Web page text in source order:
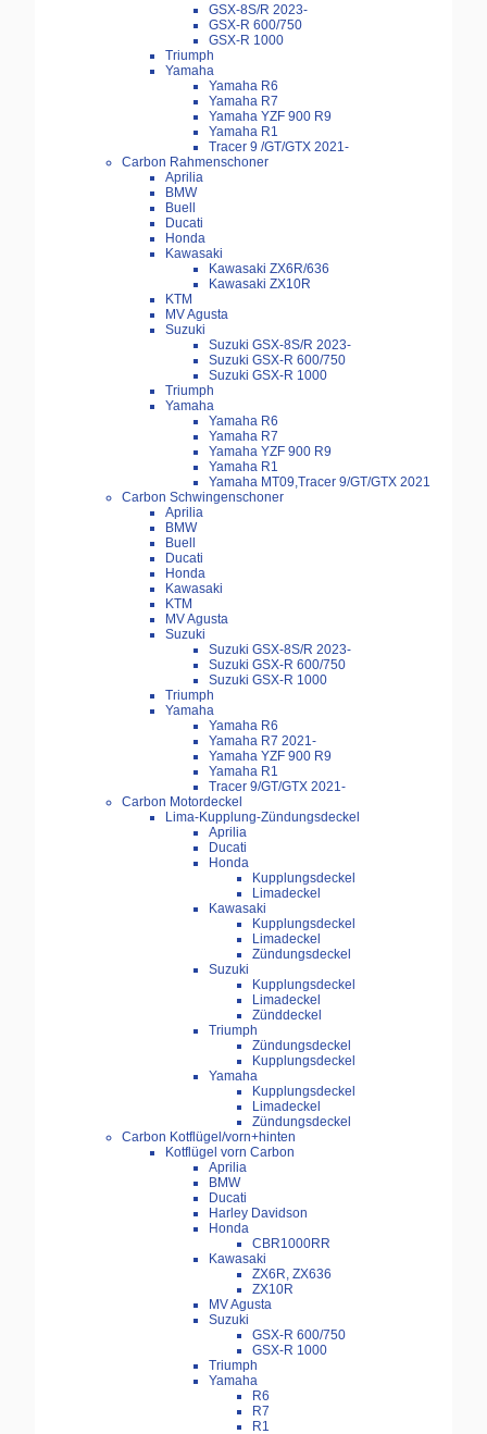
GSX-8S/R 2023-
GSX-R 600/750
GSX-R 1000
Triumph
Yamaha
Yamaha R6
Yamaha R7
Yamaha YZF 900 R9
Yamaha R1
Tracer 9 /GT/GTX 2021-
Carbon Rahmenschoner
Aprilia
BMW
Buell
Ducati
Honda
Kawasaki
Kawasaki ZX6R/636
Kawasaki ZX10R
KTM
MV Agusta
Suzuki
Suzuki GSX-8S/R 2023-
Suzuki GSX-R 600/750
Suzuki GSX-R 1000
Triumph
Yamaha
Yamaha R6
Yamaha R7
Yamaha YZF 900 R9
Yamaha R1
Yamaha MT09,Tracer 9/GT/GTX 2021
Carbon Schwingenschoner
Aprilia
BMW
Buell
Ducati
Honda
Kawasaki
KTM
MV Agusta
Suzuki
Suzuki GSX-8S/R 2023-
Suzuki GSX-R 600/750
Suzuki GSX-R 1000
Triumph
Yamaha
Yamaha R6
Yamaha R7 2021-
Yamaha YZF 900 R9
Yamaha R1
Tracer 9/GT/GTX 2021-
Carbon Motordeckel
Lima-Kupplung-Zündungsdeckel
Aprilia
Ducati
Honda
Kupplungsdeckel
Limadeckel
Kawasaki
Kupplungsdeckel
Limadeckel
Zündungsdeckel
Suzuki
Kupplungsdeckel
Limadeckel
Zünddeckel
Triumph
Zündungsdeckel
Kupplungsdeckel
Yamaha
Kupplungsdeckel
Limadeckel
Zündungsdeckel
Carbon Kotflügel/vorn+hinten
Kotflügel vorn Carbon
Aprilia
BMW
Ducati
Harley Davidson
Honda
CBR1000RR
Kawasaki
ZX6R, ZX636
ZX10R
MV Agusta
Suzuki
GSX-R 600/750
GSX-R 1000
Triumph
Yamaha
R6
R7
R1